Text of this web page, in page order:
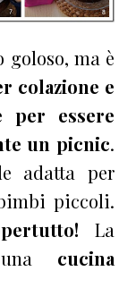
goloso, ma è
colazione e
per essere
un picnic.
adatta per
piccoli.
La
cucina